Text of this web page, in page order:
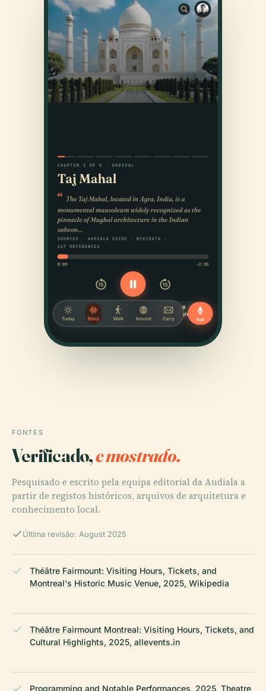
FONTES
Verificado,e mostrado.
Pesquisado e escrito pela equipa editorial da Audiala a
partir de registos históricos, arquivos de arquitetura e
conhecimento local.
Última revisão: August 2025
Théâtre Fairmount: Visiting Hours, Tickets, and
Montreal's Historic Music Venue, 2025, Wikipedia
Théâtre Fairmount Montreal: Visiting Hours, Tickets, and
Cultural Highlights, 2025, allevents.in
Programming and Notable Performances, 2025, Theatre